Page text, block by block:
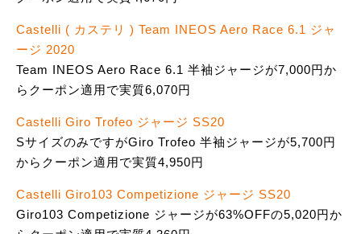
Castelli ( カステリ ) Team INEOS Aero Race 6.1 ジャ
ージ 2020
Team INEOS Aero Race 6.1 半袖ジャージが7,000円か
らクーポン適用で実質6,070円
Castelli Giro Trofeo ジャージ SS20
SサイズのみですがGiro Trofeo 半袖ジャージが5,700円
からクーポン適用で実質4,950円
Castelli Giro103 Competizione ジャージ SS20
Giro103 Competizione ジャージが63%OFFの5,020円か